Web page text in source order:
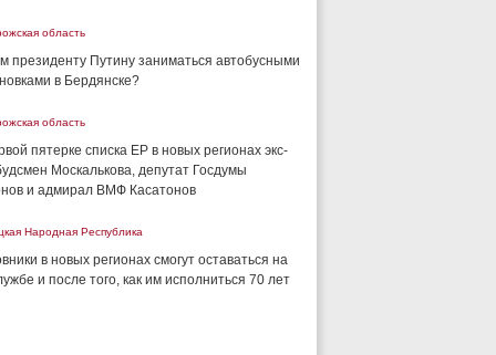
область
президенту Путину заниматься автобусными
в Бердянске?
область
пятерке списка ЕР в новых регионах экс-
Москалькова, депутат Госдумы
и адмирал ВМФ Касатонов
Народная Республика
в новых регионах смогут оставаться на
и после того, как им исполниться 70 лет